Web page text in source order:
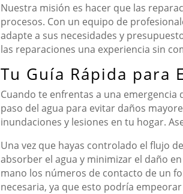
Nuestra misión es hacer que las
procesos. Con un equipo de
adapte a sus necesidades y
las reparaciones una experiencia sin
Tu Guía Rápida para
Cuando te enfrentas a una
paso del agua para evitar daños
inundaciones y lesiones en tu hogar.
Una vez que hayas controlado el flujo
absorber el agua y minimizar el daño
mano los números de contacto de un
necesaria, ya que esto podría